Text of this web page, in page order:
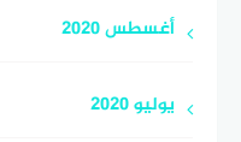
أغسطس 2020
يوليو 2020